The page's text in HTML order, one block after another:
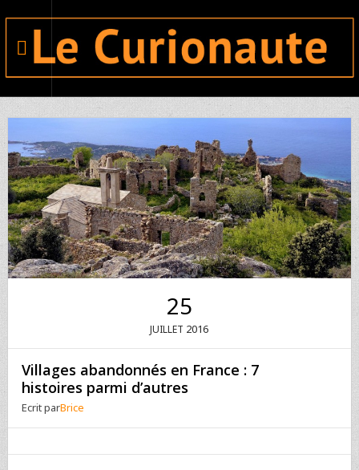
25
JUILLET 2016
Villages abandonnés en France : 7
histoires parmi d’autres
Ecrit parBrice